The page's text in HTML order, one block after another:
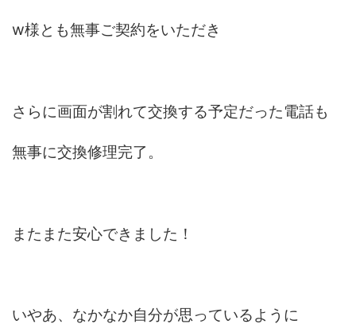
w様とも無事ご契約をいただき
さらに画面が割れて交換する予定だった電話も
無事に交換修理完了。
またまた安心できました！
いやあ、なかなか自分が思っているように